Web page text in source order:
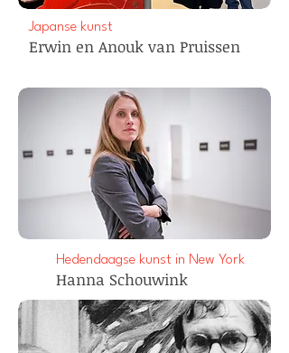
Japanse kunst
Erwin en Anouk van Pruissen
Hedendaagse kunst in New York
Hanna Schouwink